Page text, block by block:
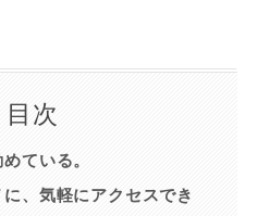
目次
ている。
、気軽にアクセスでき